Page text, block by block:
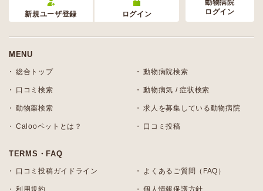
新規ユーザ登録 ログイン
動物病院
ログイン
MENU
総合トップ 動物病院検索
口コミ検索 動物病気 / 症状検索
動物薬検索 求人を募集している動物病院
Calooペットとは？ 口コミ投稿
TERMS・FAQ
口コミ投稿ガイドライン よくあるご質問（FAQ）
利用規約 個人情報保護方針